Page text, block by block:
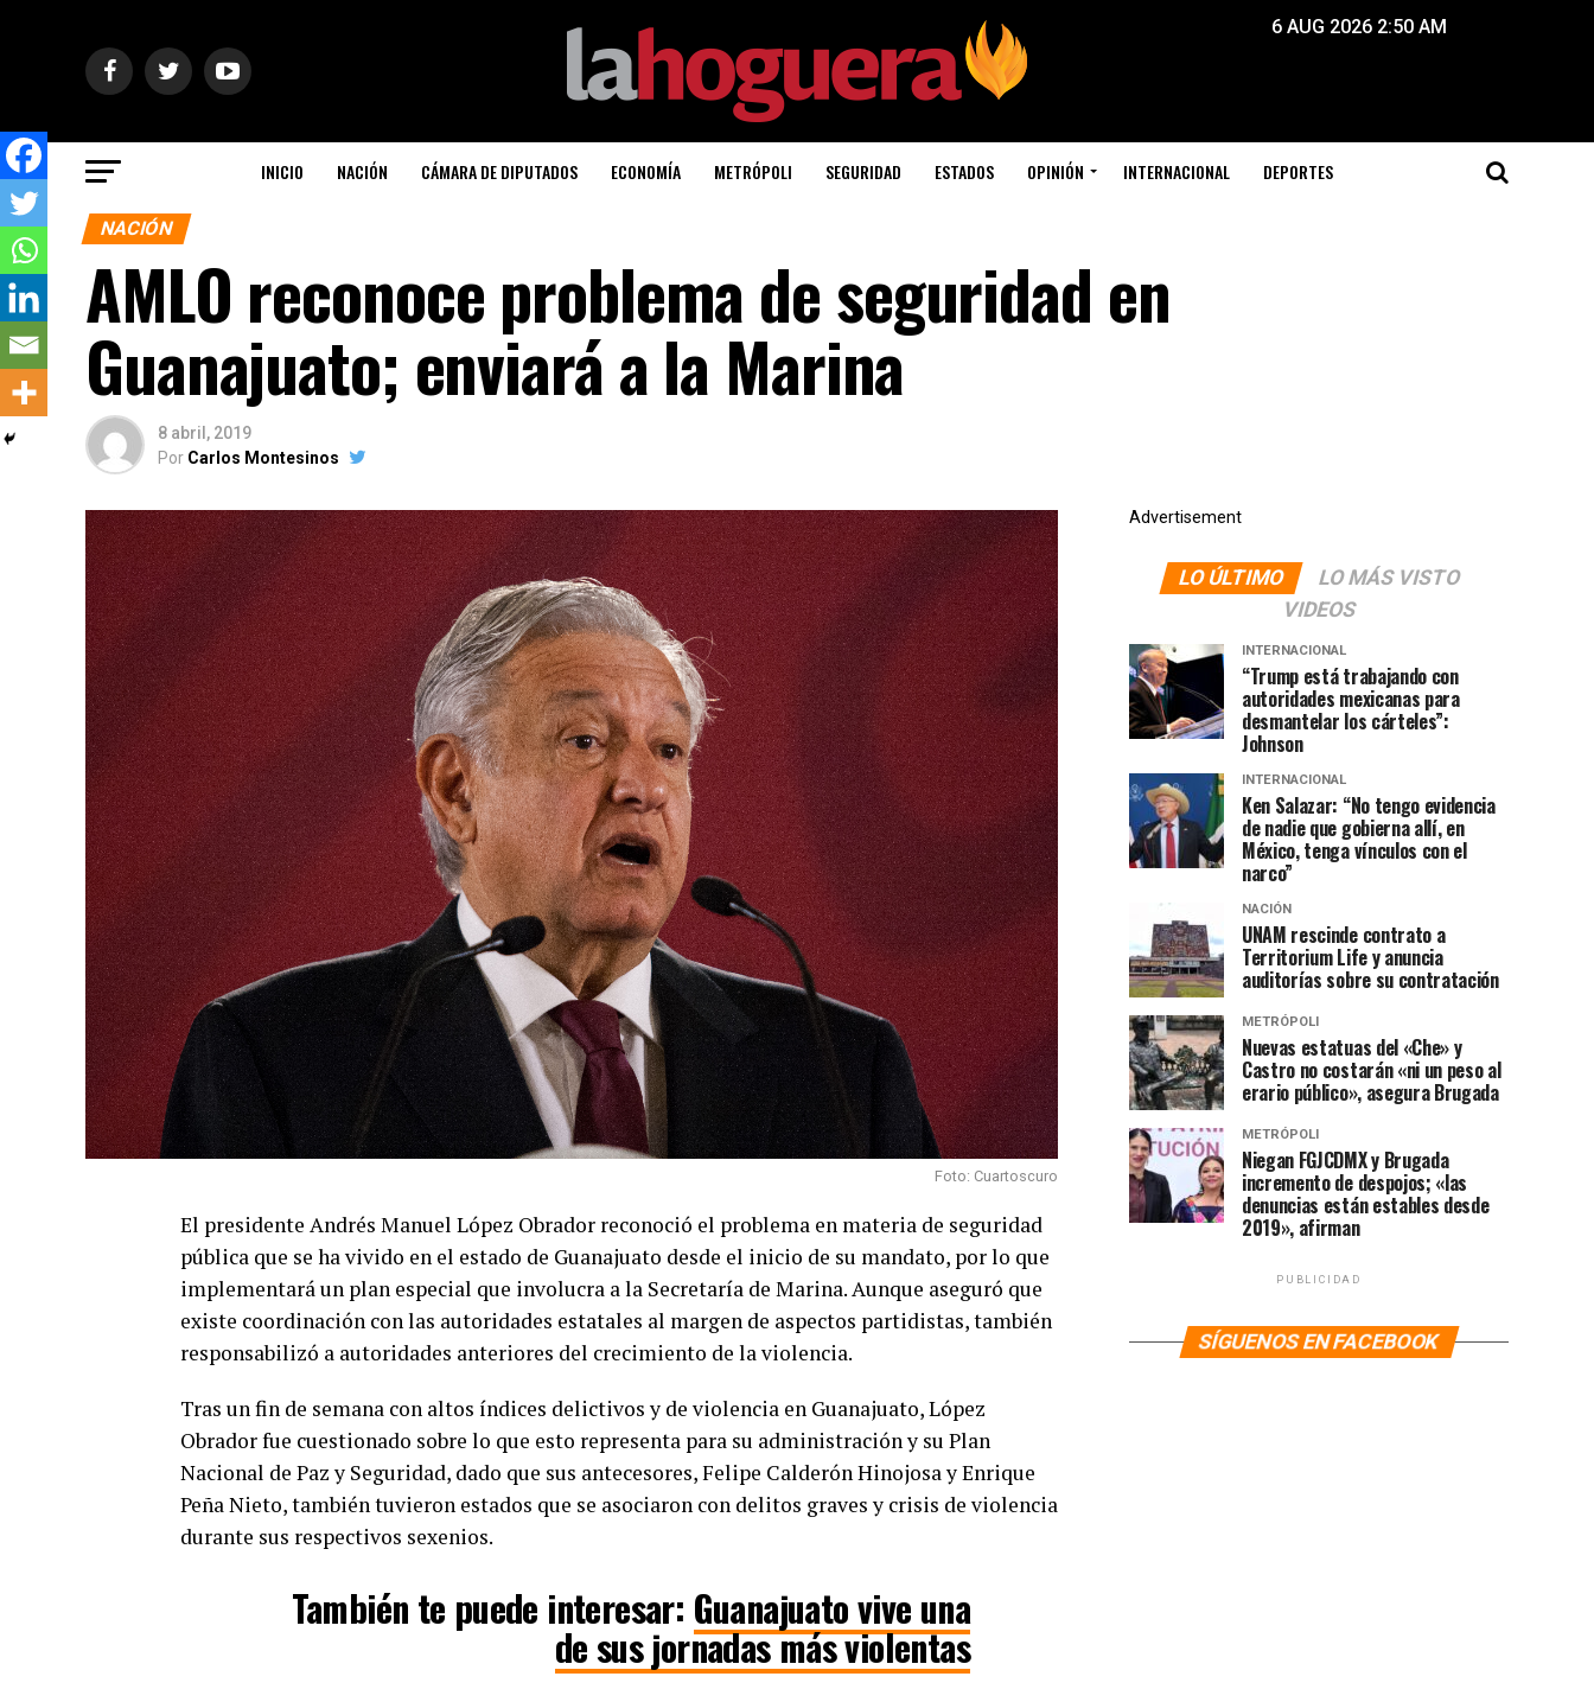
6 AUG 2026 2:50 AM
INICIO NACIÓN CÁMARA DE DIPUTADOS ECONOMÍA METRÓPOLI SEGURIDAD ESTADOS OPINIÓN INTERNACIONAL DEPORTES
NACIÓN
AMLO reconoce problema de seguridad en
Guanajuato; enviará a la Marina
8 abril, 2019
Por Carlos Montesinos
Foto: Cuartoscuro
El presidente Andrés Manuel López Obrador reconoció el problema en materia de seguridad
pública que se ha vivido en el estado de Guanajuato desde el inicio de su mandato, por lo que
implementará un plan especial que involucra a la Secretaría de Marina. Aunque aseguró que
existe coordinación con las autoridades estatales al margen de aspectos partidistas, también
responsabilizó a autoridades anteriores del crecimiento de la violencia.
Tras un fin de semana con altos índices delictivos y de violencia en Guanajuato, López
Obrador fue cuestionado sobre lo que esto representa para su administración y su Plan
Nacional de Paz y Seguridad, dado que sus antecesores, Felipe Calderón Hinojosa y Enrique
Peña Nieto, también tuvieron estados que se asociaron con delitos graves y crisis de violencia
durante sus respectivos sexenios.
También te puede interesar: Guanajuato vive una
de sus jornadas más violentas
Advertisement
LO ÚLTIMO
LO MÁS VISTO
VIDEOS
INTERNACIONAL
“Trump está trabajando con
autoridades mexicanas para
desmantelar los cárteles”:
Johnson
INTERNACIONAL
Ken Salazar: “No tengo evidencia
de nadie que gobierna allí, en
México, tenga vínculos con el
narco”
NACIÓN
UNAM rescinde contrato a
Territorium Life y anuncia
auditorías sobre su contratación
METRÓPOLI
Nuevas estatuas del «Che» y
Castro no costarán «ni un peso al
erario público», asegura Brugada
METRÓPOLI
Niegan FGJCDMX y Brugada
incremento de despojos; «las
denuncias están estables desde
2019», afirman
PUBLICIDAD
SÍGUENOS EN FACEBOOK